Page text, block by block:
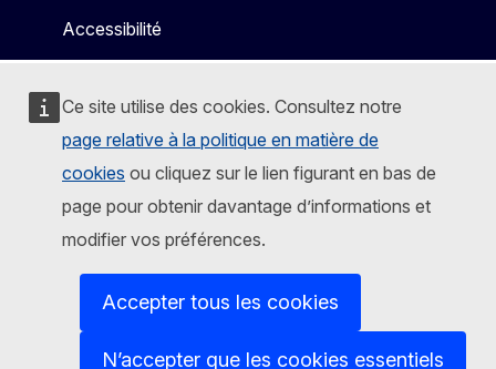
Ce site utilise des cookies. Consultez notre
page relative à la politique en matière de
cookies ou cliquez sur le lien figurant en bas de
page pour obtenir davantage d’informations et
modifier vos préférences.
Accepter tous les cookies
N’accepter que les cookies essentiels
Accessibilité